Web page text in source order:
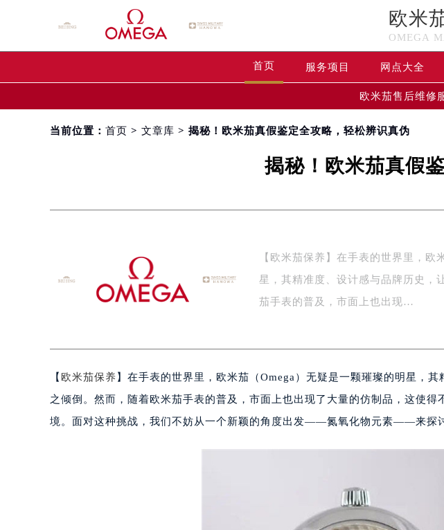
欧米
OMEGA
首页 服务项目 网点大全
欧米茄售后维修
当前位置： 首页 > 文章库 > 揭秘！欧米茄真假鉴定全攻略，轻松辨识真伪
揭秘！欧米茄真假
【欧米茄保养】在手表的世界里，欧
星，其精准度、设计感与品牌历史，
茄手表的普及，市面上也出现…
【 欧米茄保养 】在手表的世界里，欧米茄（Omega）无疑是一颗璀璨的明星，
之倾倒。然而，随着欧米茄手表的普及，市面上也出现了大量的仿制品，这使得
境。面对这种挑战，我们不妨从一个新颖的角度出发——氮氧化物元素——来探